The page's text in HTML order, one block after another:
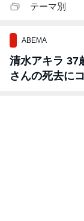
テーマ別
ABEMA
清水アキラ 37
さんの死去に